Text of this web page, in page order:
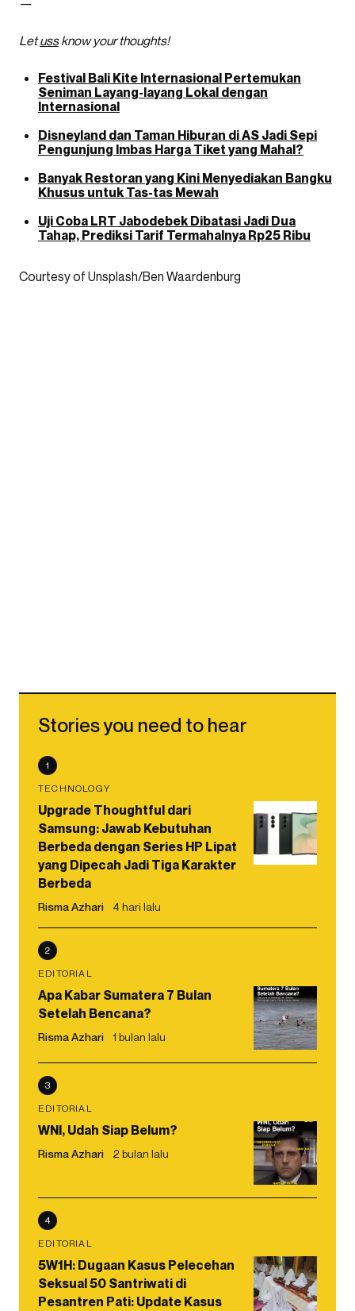
—
Letussknow your thoughts!
Festival Bali Kite Internasional Pertemukan
Seniman Layang-layang Lokal dengan
Internasional
Disneyland dan Taman Hiburan di AS Jadi Sepi
Pengunjung Imbas Harga Tiket yang Mahal?
Banyak Restoran yang Kini Menyediakan Bangku
Khusus untuk Tas-tas Mewah
Uji Coba LRT Jabodebek Dibatasi Jadi Dua
Tahap, Prediksi Tarif Termahalnya Rp25 Ribu
Courtesy of Unsplash/Ben Waardenburg
Stories you need to hear
1
TECHNOLOGY
Upgrade Thoughtful dari
Samsung: Jawab Kebutuhan
Berbeda dengan Series HP Lipat
yang Dipecah Jadi Tiga Karakter
Berbeda
Risma Azhari 4 hari lalu
2
EDITORIAL
Apa Kabar Sumatera 7 Bulan
Setelah Bencana?
Risma Azhari 1 bulan lalu
3
EDITORIAL
WNI, Udah Siap Belum?
Risma Azhari 2 bulan lalu
4
EDITORIAL
5W1H: Dugaan Kasus Pelecehan
Seksual 50 Santriwati di
Pesantren Pati: Update Kasus